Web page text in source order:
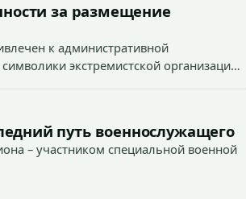
за размещение
к административной
экстремистской организации,
путь военнослужащего
– участником специальной военной